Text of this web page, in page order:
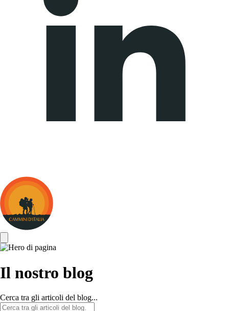
Cammini
d&#039;Italia
Il nostro blog
Cerca tra gli articoli del blog...